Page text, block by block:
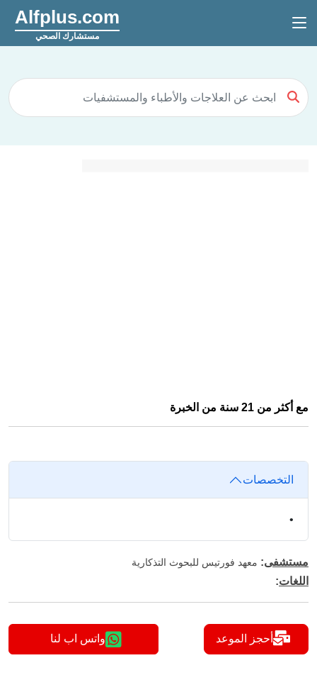
Alfplus.com
مستشارك الصحي
مع أكثر من 21 سنة من الخبرة
التخصصات
•
مستشفى: معهد فورتيس للبحوث التذكارية
اللغات:
أحجز الموعد واتس اب لنا